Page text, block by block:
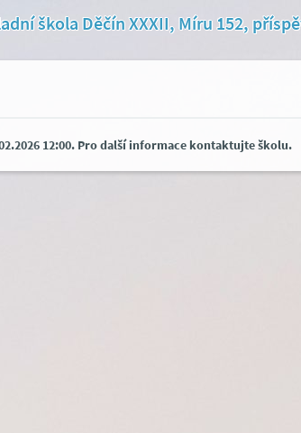
škola Děčín XXXII, Míru 152,
12:00. Pro další informace kontaktujte školu.